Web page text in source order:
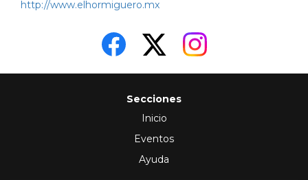
http://www.elhormiguero.mx
Secciones
Inicio
Eventos
Ayuda